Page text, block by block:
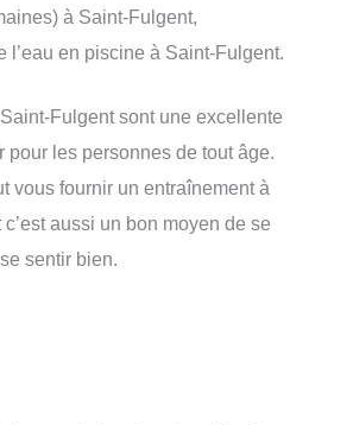
à Saint-Fulgent,
l’eau en piscine à Saint-Fulgent.
Fulgent sont une excellente
pour les personnes de tout âge.
vous fournir un entraînement à
aussi un bon moyen de se
sentir bien.